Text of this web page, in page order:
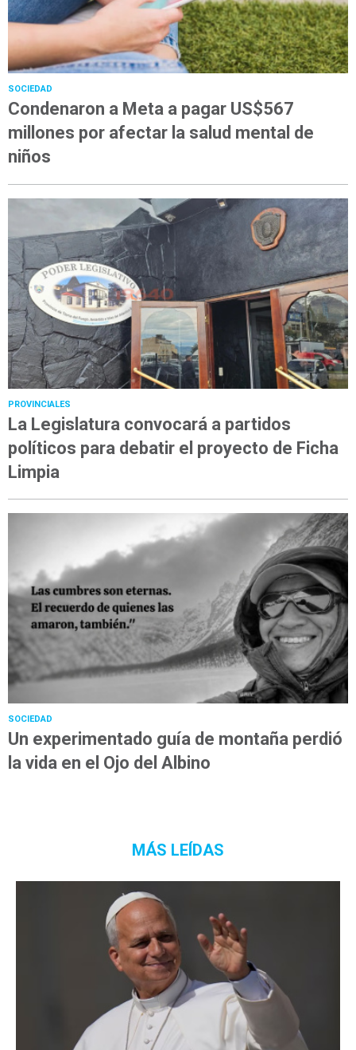
SOCIEDAD
Condenaron a Meta a pagar US$567
millones por afectar la salud mental de
niños
PROVINCIALES
La Legislatura convocará a partidos
políticos para debatir el proyecto de Ficha
Limpia
SOCIEDAD
Un experimentado guía de montaña perdió
la vida en el Ojo del Albino
MÁS LEÍDAS